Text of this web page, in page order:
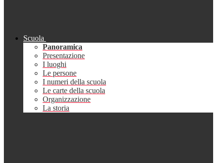
Scuola
Panoramica
Presentazione
I luoghi
Le persone
I numeri della scuola
Le carte della scuola
Organizzazione
La storia